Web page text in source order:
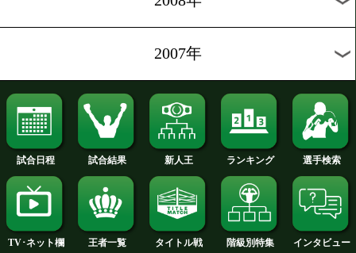
2015年
2014年
2013年
2012年